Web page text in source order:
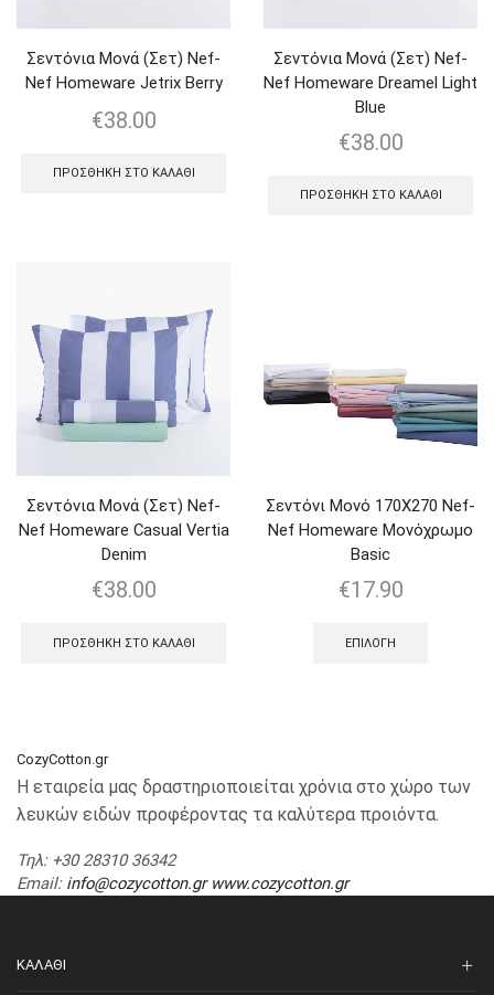
Σεντόνια Μονά (Σετ) Nef-
Nef Homeware Jetrix Berry
€38.00
ΠΡΟΣΘΉΚΗ ΣΤΟ ΚΑΛΆΘΙ
Σεντόνια Μονά (Σετ) Nef-
Nef Homeware Dreamel Light
Blue
€38.00
ΠΡΟΣΘΉΚΗ ΣΤΟ ΚΑΛΆΘΙ
Σεντόνια Μονά (Σετ) Nef-
Nef Homeware Casual Vertia
Denim
€38.00
ΠΡΟΣΘΉΚΗ ΣΤΟ ΚΑΛΆΘΙ
Σεντόνι Μονό 170Χ270 Nef-
Nef Homeware Μονόχρωμο
Basic
€17.90
ΕΠΙΛΟΓΉ
CozyCotton.gr
Η εταιρεία μας δραστηριοποιείται χρόνια στο χώρο των
λευκών ειδών προφέροντας τα καλύτερα προιόντα.
Τηλ: +30 28310 36342
Email: info@cozycotton.gr www.cozycotton.gr
ΚΑΛΆΘΙ